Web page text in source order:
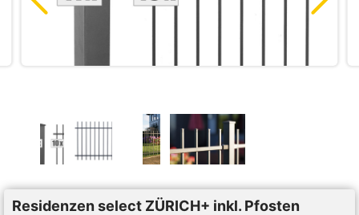
Residenzen select ZÜRICH+ inkl. Pfosten